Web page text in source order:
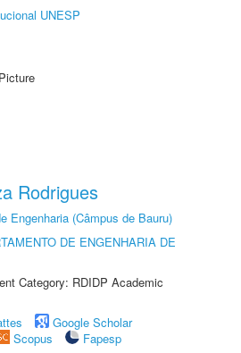
UNESP
Rodrigues
Engenharia (Câmpus de Bauru)
DE ENGENHARIA DE
Category: RDIDP Academic
Google Scholar
Scopus
Fapesp